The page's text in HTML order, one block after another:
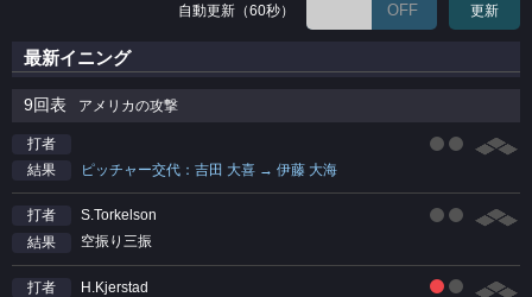
自動更新（60秒） OFF 更新
最新イニング
9回表 アメリカの攻撃
打者
結果
ピッチャー交代：吉田 大喜 → 伊藤 大海
打者
S.Torkelson
結果
空振り三振
打者
H.Kjerstad